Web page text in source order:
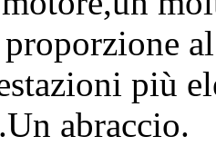
più
abraccio.